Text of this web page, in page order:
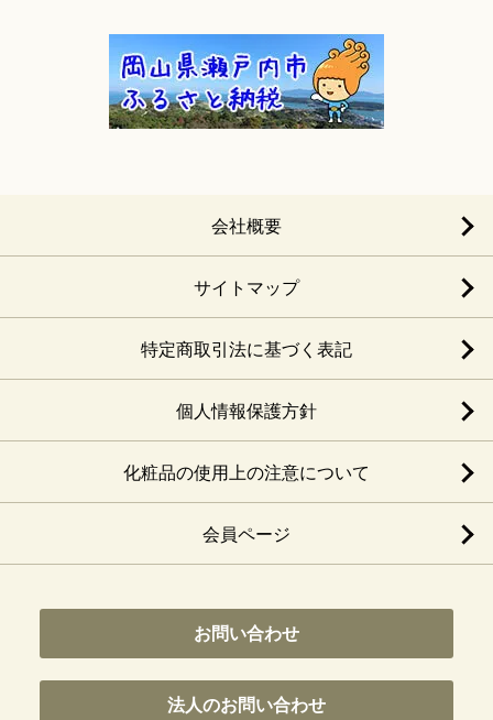
会社概要
サイトマップ
特定商取引法に基づく表記
個人情報保護方針
化粧品の使用上の注意について
会員ページ
お問い合わせ
法人のお問い合わせ